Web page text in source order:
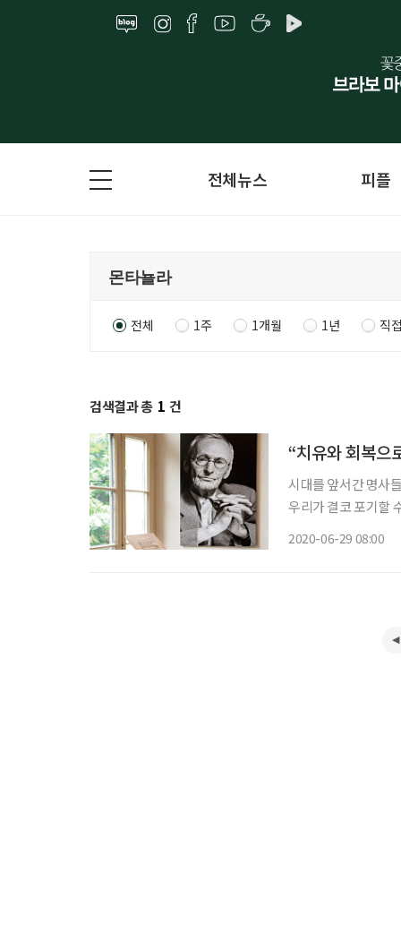
전체뉴스 피플
전체 1주 1개월 1년 직
검색결과 총 1 건
“치유와 회복으
시대를 앞서간 명사
우리가 결코 포기할
2020-06-29 08:00